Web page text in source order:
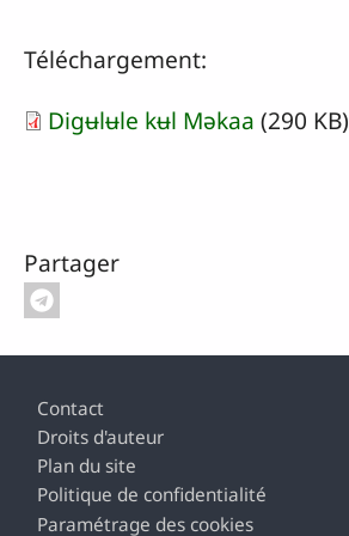
Téléchargement:
Digʉlʉle kʉl Məkaa (290 KB)
Partager
Pied de page
Contact
Droits d'auteur
Plan du site
Politique de confidentialité
Paramétrage des cookies